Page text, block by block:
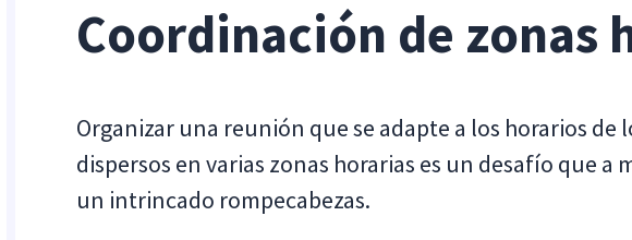
Coordinación de zonas
Organizar una reunión que se adapte a los horarios de
dispersos en varias zonas horarias es un desafío que a
un intrincado rompecabezas.